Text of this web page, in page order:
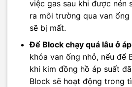
việc gas sau khi được nén
ra môi trường qua van ống
sẽ bị mất.
Để Block chạy quá lâu ở
khóa van ống nhỏ, nếu để
khi kim đồng hồ áp suất
Block sẽ hoạt động trong